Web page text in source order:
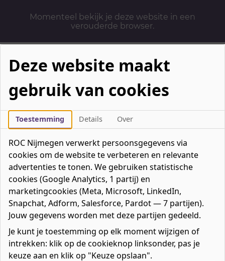
Momenteel bekijk je deze website in een
verouderde browser.
Mbo-opleidingen
Werken & Leren
Mavo / havo / vwo
Contact
Over ons
Bedrijven
Favorieten0favorieten
Mijn ROC
Zoeken
Deze website maakt
gebruik van cookies
Toestemming Details Over
ROC Nijmegen verwerkt persoonsgegevens via
cookies om de website te verbeteren en relevante
advertenties te tonen. We gebruiken statistische
cookies (Google Analytics, 1 partij) en
marketingcookies (Meta, Microsoft, LinkedIn,
Snapchat, Adform, Salesforce, Pardot — 7 partijen).
Jouw gegevens worden met deze partijen gedeeld.
Je kunt je toestemming op elk moment wijzigen of
intrekken: klik op de cookieknop linksonder, pas je
keuze aan en klik op "Keuze opslaan".